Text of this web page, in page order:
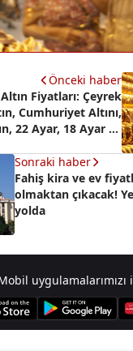
Önceki haber
Fiyatları: Çeyrek
Cumhuriyet Altını,
22 Ayar, 18 Ayar ve
Sonraki haber
Fahiş kira ve ev
olmaktan çıkacak!
yolda